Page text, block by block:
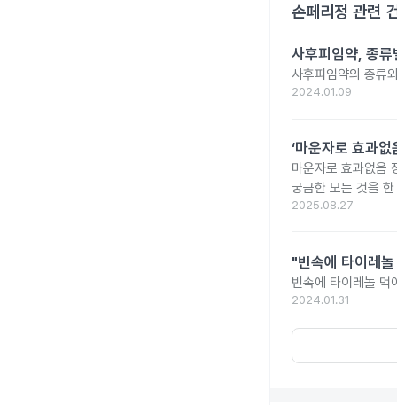
손페리정 관련
사후피임약, 종
사후피임약의 종류
2024.01.09
‘마운자로 효과
마운자로 효과없음
궁금한 모든 것을
2025.08.27
"빈속에 타이레
빈속에 타이레놀 먹
2024.01.31